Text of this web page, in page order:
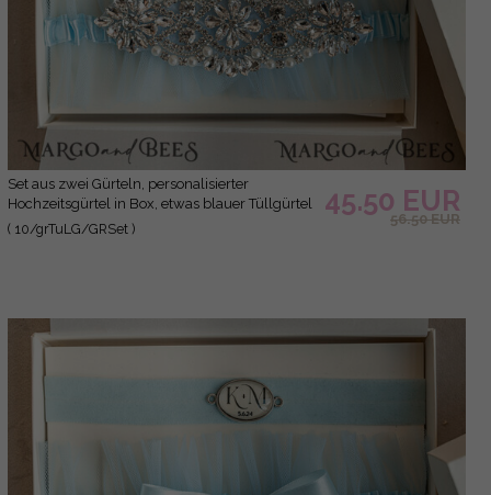
Set aus zwei Gürteln, personalisierter
Hochzeitsgürtel in Box, etwas blauer Tüllgürtel
& personalisiertes Wurfset, Gürtel für die Braut,
( 10/grTuLG/GRSet )
45.50 EUR
56.50 EUR